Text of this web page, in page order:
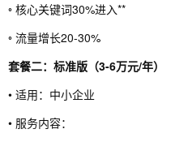
◦ 核心关键词30%进入**
◦ 流量增长20-30%
套餐二：标准版（3-6万元/年）
• 适用：中小企业
• 服务内容：